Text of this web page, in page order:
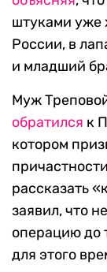
штуками уже
России, в
и младший
Муж
обратился к
котором
рассказать
заявил, что
операцию до
для этого